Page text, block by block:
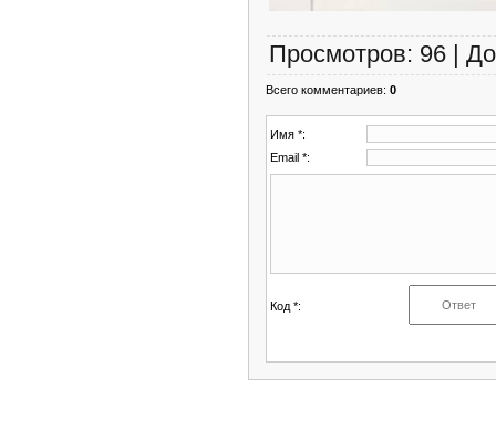
Просмотров: 96 |
Всего комментариев: 0
Имя *:
Email *:
Код *: